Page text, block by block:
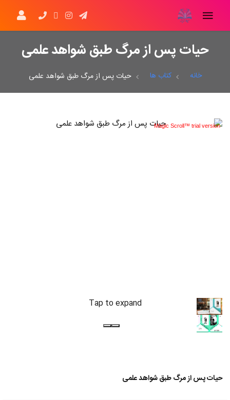
حیات پس از مرگ طبق شواهد علمی
خانه کتاب ها حیات پس از مرگ طبق شواهد علمی
Tap to expand
Magic Scroll™ trial version
حیات پس از مرگ طبق شواهد علمی